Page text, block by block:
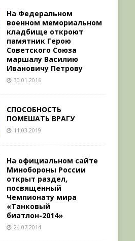
На Федеральном
военном мемориальном
кладбище откроют
памятник Герою
Советского Союза
маршалу Василию
Ивановичу Петрову
30.01.2016
СПОСОБНОСТЬ
ПОМЕШАТЬ ВРАГУ
11.03.2019
На официальном сайте
Минобороны России
открыт раздел,
посвященный
Чемпионату мира
«Танковый
биатлон-2014»
24.07.2014